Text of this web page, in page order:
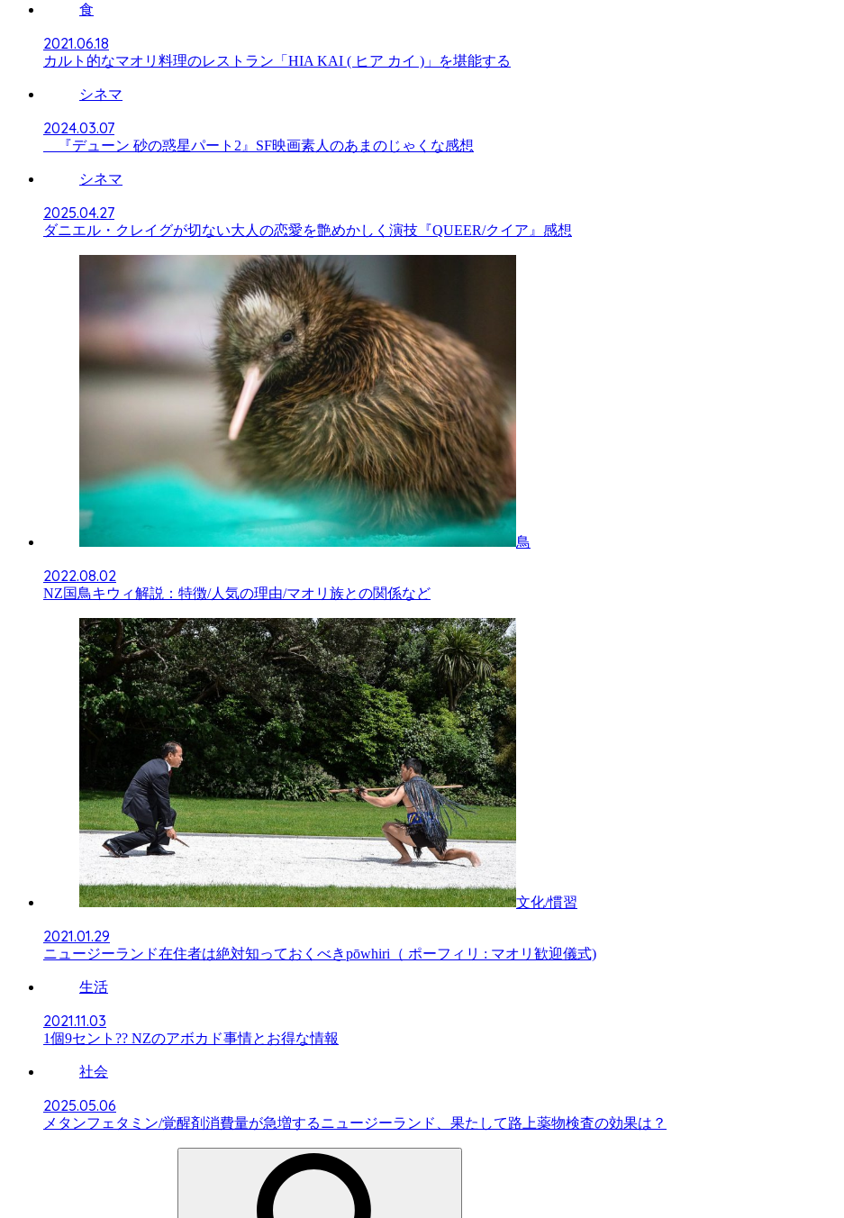
食
2021.06.18
カルト的なマオリ料理のレストラン「HIA KAI ( ヒア カイ )」を堪能する
シネマ
2024.03.07
『デューン 砂の惑星パート2』SF映画素人のあまのじゃくな感想
シネマ
2025.04.27
ダニエル・クレイグが切ない大人の恋愛を艶めかしく演技『QUEER/クイア』感想
鳥
2022.08.02
NZ国鳥キウィ解説：特徴/人気の理由/マオリ族との関係など
文化/慣習
2021.01.29
ニュージーランド在住者は絶対知っておくべきpōwhiri（ ポーフィリ : マオリ歓迎儀式)
生活
2021.11.03
1個9セント?? NZのアボカド事情とお得な情報
社会
2025.05.06
メタンフェタミン/覚醒剤消費量が急増するニュージーランド、果たして路上薬物検査の効果は？